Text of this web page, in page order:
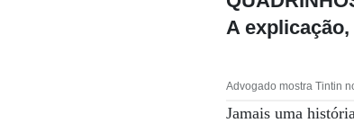
A
Advogado mostra Tintin
Jamais uma